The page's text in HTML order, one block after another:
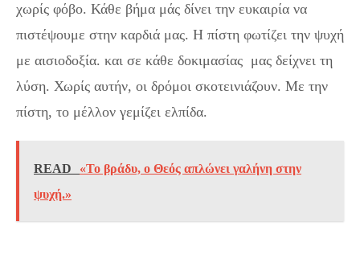
χωρίς φόβο. Κάθε βήμα μάς δίνει την ευκαιρία να
πιστέψουμε στην καρδιά μας. Η πίστη φωτίζει την ψυχή
με αισιοδοξία. και σε κάθε δοκιμασίας μας δείχνει τη
λύση. Χωρίς αυτήν, οι δρόμοι σκοτεινιάζουν. Με την
πίστη, το μέλλον γεμίζει ελπίδα.
READ
«Το βράδυ, ο Θεός απλώνει γαλήνη στην
ψυχή.»